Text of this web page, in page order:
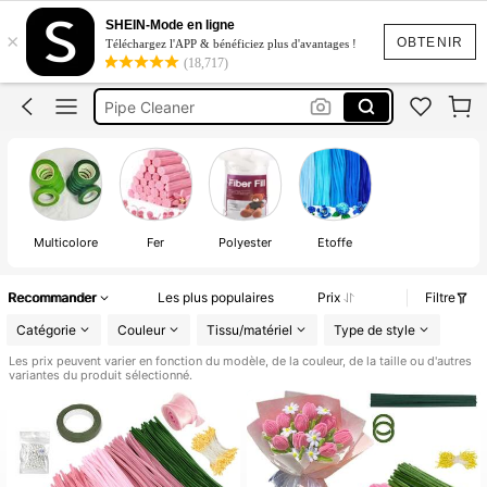
OBTENIR
×
SHEIN-Mode en ligne
Téléchargez l'APP & bénéficiez plus d'avantages !
(18,717)
Fil Chenille
Feutrine
Pipe Cleaner
Cure Pipe Chenille
Fil Chenille
Multicolore Fer Polyester Étoffe
Recommander Les plus populaires Prix
Filtre
Catégorie
Couleur Tissu/matériel Type de style
Les prix peuvent varier en fonction du modèle, de la couleur, de la taille ou d'autres
variantes du produit sélectionné.